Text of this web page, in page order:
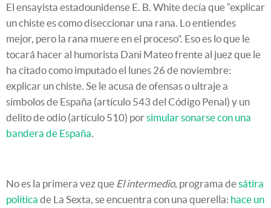
El ensayista estadounidense E. B. White decía que “explicar
un chiste es como diseccionar una rana. Lo entiendes
mejor, pero la rana muere en el proceso”. Eso es lo que le
tocará hacer al humorista Dani Mateo frente al juez que le
ha citado como imputado el lunes 26 de noviembre:
explicar un chiste. Se le acusa de ofensas o ultraje a
símbolos de España (artículo 543 del Código Penal) y un
delito de odio (artículo 510) porsimular sonarse con una
bandera de España
No es la primera vez que El intermedio, programa desátira
política de La Sexta, se encuentra con una querella: hace un